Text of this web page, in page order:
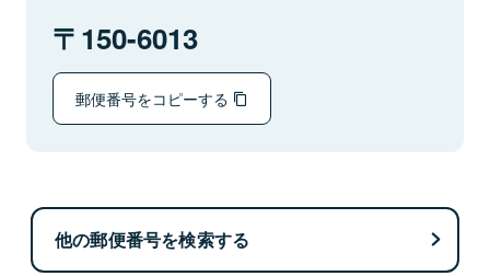
150-6013
郵便番号をコピーする
他の郵便番号を検索する